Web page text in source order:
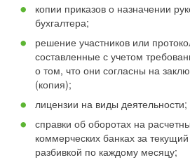
копии приказов о назначении
бухгалтера;
решение участников или
составленные с учетом
о том, что они согласны на
(копия);
лицензии на виды деятельности;
справки об оборотах на
коммерческих банках за
разбивкой по каждому месяцу;